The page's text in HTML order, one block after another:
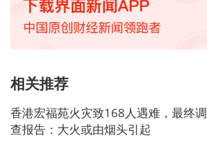
相关推荐
香港宏福苑火灾致168人遇难，最终调
查报告：大火或由烟头引起